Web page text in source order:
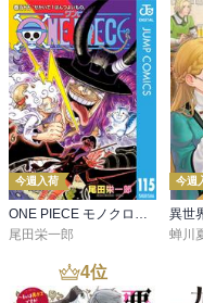
暴すぎると思ってしまう。
熱く激しく生きた戦国武将
た。
今週入荷
ONE PIECE モノクロ版 115
尾田栄一郎
今週
蝉川
4位